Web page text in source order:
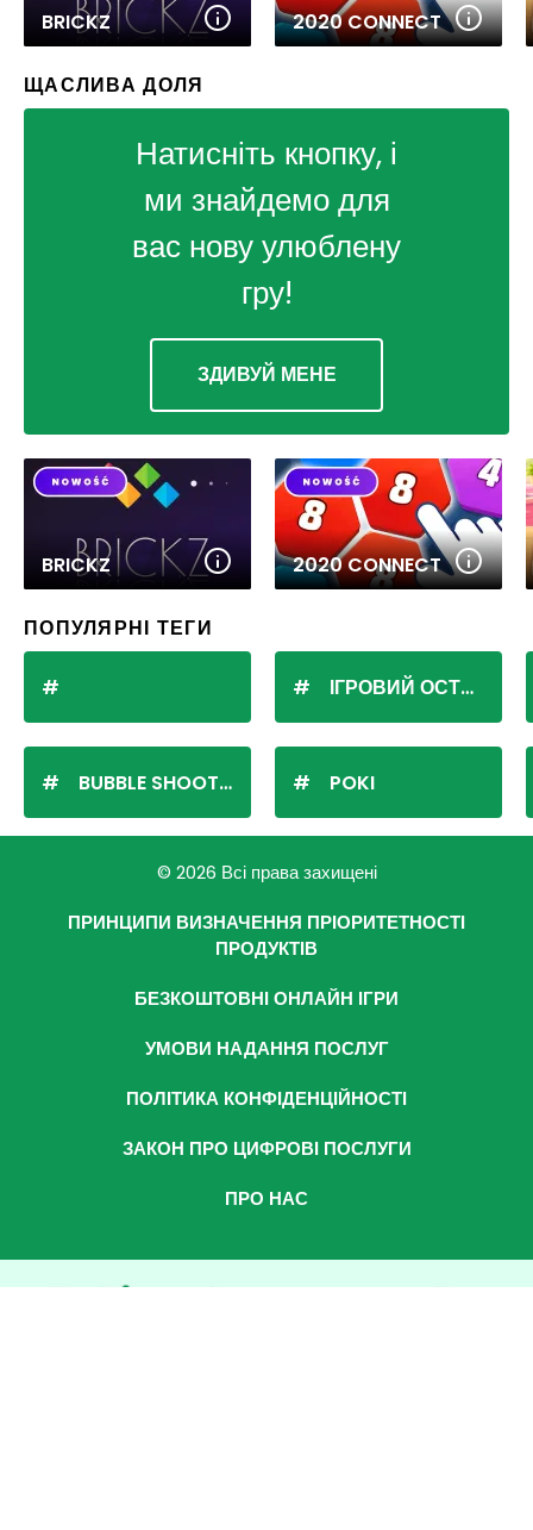
BRICKZ 2020 CONNECT
ЩАСЛИВА ДОЛЯ
Натисніть кнопку, і
ми знайдемо для
вас нову улюблену
гру!
ЗДИВУЙ МЕНЕ
BRICKZ 2020 CONNECT
ПОПУЛЯРНІ ТЕГИ
BUBBLE SHOOTER
ІГРОВИЙ ОСТРІВ
POKI
© 2026 Всі права захищені
ПРИНЦИПИ ВИЗНАЧЕННЯ ПРІОРИТЕТНОСТІ
ПРОДУКТІВ
БЕЗКОШТОВНІ ОНЛАЙН ІГРИ
УМОВИ НАДАННЯ ПОСЛУГ
ПОЛІТИКА КОНФІДЕНЦІЙНОСТІ
ЗАКОН ПРО ЦИФРОВІ ПОСЛУГИ
ПРО НАС